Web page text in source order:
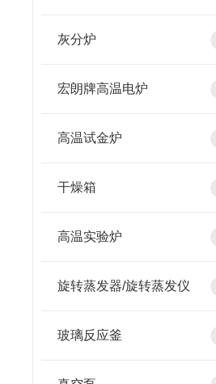
灰分炉
宏朗牌高温电炉
高温试金炉
干燥箱
高温实验炉
旋转蒸发器/旋转蒸发仪
玻璃反应釜